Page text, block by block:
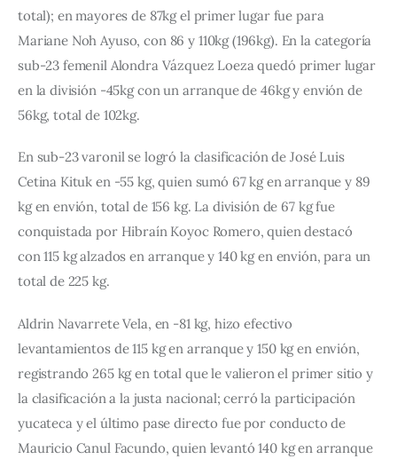
total); en mayores de 87kg el primer lugar fue para
Mariane Noh Ayuso, con 86 y 110kg (196kg). En la categoría
sub-23 femenil Alondra Vázquez Loeza quedó primer lugar
en la división -45kg con un arranque de 46kg y envión de
56kg, total de 102kg.
En sub-23 varonil se logró la clasificación de José Luis
Cetina Kituk en -55 kg, quien sumó 67 kg en arranque y 89
kg en envión, total de 156 kg. La división de 67 kg fue
conquistada por Hibraín Koyoc Romero, quien destacó
con 115 kg alzados en arranque y 140 kg en envión, para un
total de 225 kg.
Aldrin Navarrete Vela, en -81 kg, hizo efectivo
levantamientos de 115 kg en arranque y 150 kg en envión,
registrando 265 kg en total que le valieron el primer sitio y
la clasificación a la justa nacional; cerró la participación
yucateca y el último pase directo fue por conducto de
Mauricio Canul Facundo, quien levantó 140 kg en arranque